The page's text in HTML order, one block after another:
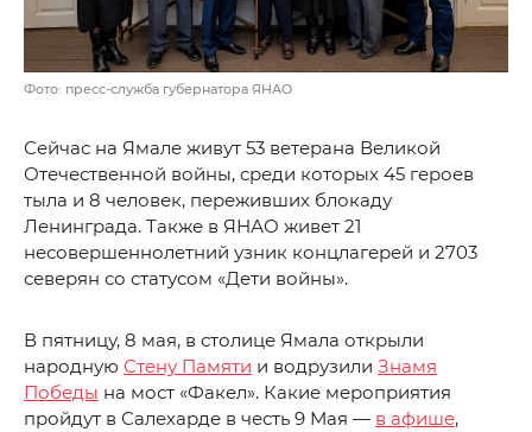
Фото: пресс-служба губернатора ЯНАО
Сейчас на Ямале живут 53 ветерана Великой
Отечественной войны, среди которых 45 героев
тыла и 8 человек, переживших блокаду
Ленинграда. Также в ЯНАО живет 21
несовершеннолетний узник концлагерей и 2703
северян со статусом «Дети войны».
В пятницу, 8 мая, в столице Ямала открыли
народную Стену Памяти и водрузили Знамя
Победы на мост «Факел». Какие мероприятия
пройдут в Салехарде в честь 9 Мая — в афише,